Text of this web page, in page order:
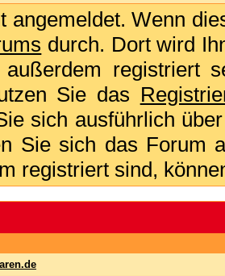
angemeldet. Wenn
durch. Dort wird
registriert
Sie das
sich ausführlich
Sie sich das Forum
registriert sind,